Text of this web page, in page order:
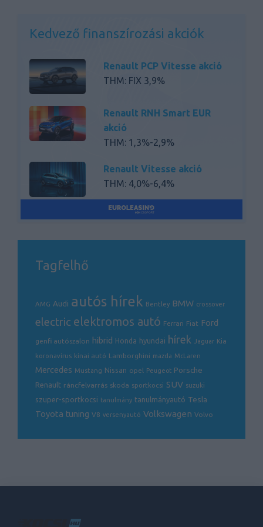
Kedvező finanszírozási akciók
Renault PCP Vitesse akció
THM: FIX 3,9%
Renault RNH Smart EUR
akció
THM: 1,3%-2,9%
Renault Vitesse akció
THM: 4,0%-6,4%
Renault RNH Basic akció
Tagfelhő
AMG Audi autós hírek Bentley BMW crossover
electric elektromos autó Ferrari Fiat Ford
genfi autószalon hibrid Honda hyundai hírek Jaguar Kia
koronavírus kínai autó Lamborghini mazda McLaren
Mercedes Mustang Nissan opel Peugeot Porsche
Renault ráncfelvarrás skoda sportkocsi SUV suzuki
szuper-sportkocsi tanulmány tanulmányautó Tesla
Toyota tuning V8 versenyautó Volkswagen Volvo